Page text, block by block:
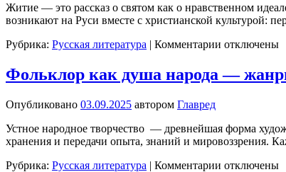
теория
литературы
Житие — это рассказ о святом как о нравственном
возникают на Руси вместе с христианской культурой:
Рубрика: Русская литература | Комментарии к
как
словесности
отключены
Фольклор как душа народа —
Опубликовано 03.09.2025 автором Главред
Устное народное творчество — древнейшая форма
хранения и передачи опыта, знаний и мировоззрения.
Рубрика: Русская литература | Комментарии котключены